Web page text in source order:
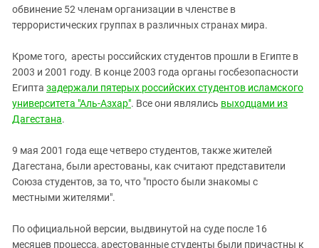
обвинение 52 членам организации в членстве в
террористических группах в различных странах мира.
Кроме того, аресты российских студентов прошли в Египте в
2003 и 2001 году. В конце 2003 года органы госбезопасности
Египта задержали пятерых российских студентов исламского
университета "Аль-Азхар". Все они являлись выходцами из
Дагестана.
9 мая 2001 года еще четверо студентов, также жителей
Дагестана, были арестованы, как считают представители
Союза студентов, за то, что "просто были знакомы с
местными жителями".
По официальной версии, выдвинутой на суде после 16
месяцев процесса, арестованные студенты были причастны к